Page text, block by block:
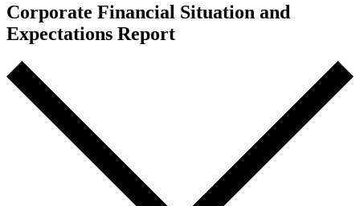
Corporate Financial Situation and
Expectations Report